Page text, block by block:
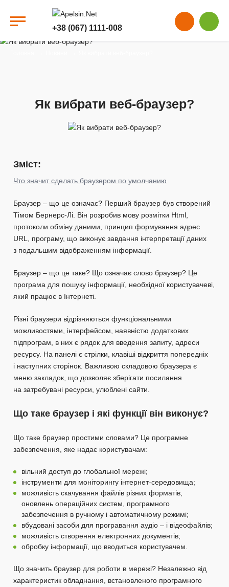
+38 (067) 1111-008
Як вибрати веб-браузер?
Зміст:
Что значит сделать браузером по умолчанию
Браузер – що це означає? Перший браузер був створений
Тімом Бернерс-Лі. Він розробив мову розмітки Html,
протоколи обміну даними, принцип формування адрес
URL, програму, що виконує завдання інтерпретації даних
з подальшим відображенням інформації.
Браузер – що це таке? Що означає слово браузер? Це
програма для пошуку інформації, необхідної користувачеві,
який працює в Інтернеті.
Різні браузери відрізняються функціональними
можливостями, інтерфейсом, наявністю додаткових
підпрограм, в них є рядок для введення запиту, адреси
ресурсу. На панелі є стрілки, клавіші відкриття попередніх
і наступних сторінок. Важливою складовою браузера є
меню закладок, що дозволяє зберігати посилання
на затребувані ресурси, улюблені сайти.
Що таке браузер і які функції він виконує?
Що таке браузер простими словами? Це програмне
забезпечення, яке надає користувачам:
вільний доступ до глобальної мережі;
інструменти для моніторингу інтернет-середовища;
можливість скачування файлів різних форматів,
оновлень операційних систем, програмного
забезпечення в ручному і автоматичному режимі;
вбудовані засоби для програвання аудіо – і відеофайлів;
можливість створення електронних документів;
обробку інформації, що вводиться користувачем.
Що значить браузер для роботи в мережі? Незалежно від
характеристик обладнання, встановленого програмного